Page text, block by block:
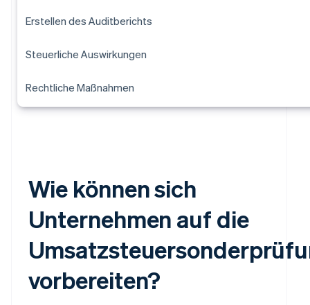
Erstellen des Auditberichts
Steuerliche Auswirkungen
Rechtliche Maßnahmen
Wie können sich
Unternehmen auf die
vorbereiten?